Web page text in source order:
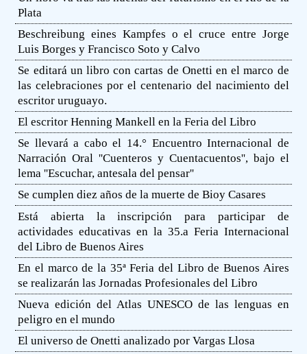
Plata
Beschreibung eines Kampfes o el cruce entre Jorge
Luis Borges y Francisco Soto y Calvo
Se editará un libro con cartas de Onetti en el marco de
las celebraciones por el centenario del nacimiento del
escritor uruguayo.
El escritor Henning Mankell en la Feria del Libro
Se llevará a cabo el 14.° Encuentro Internacional de
Narración Oral ''Cuenteros y Cuentacuentos'', bajo el
lema ''Escuchar, antesala del pensar''
Se cumplen diez años de la muerte de Bioy Casares
Está abierta la inscripción para participar de
actividades educativas en la 35.a Feria Internacional
del Libro de Buenos Aires
En el marco de la 35ª Feria del Libro de Buenos Aires
se realizarán las Jornadas Profesionales del Libro
Nueva edición del Atlas UNESCO de las lenguas en
peligro en el mundo
El universo de Onetti analizado por Vargas Llosa